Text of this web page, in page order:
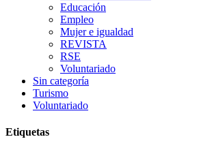
Educación
Empleo
Mujer e igualdad
REVISTA
RSE
Voluntariado
Sin categoría
Turismo
Voluntariado
Etiquetas